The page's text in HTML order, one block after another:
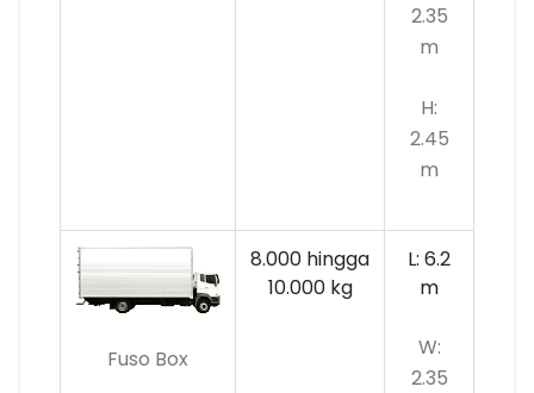
2.35
m
H:
2.45
m
Fuso Box
8.000 hingga
10.000 kg
L: 6.2
m
W:
2.35